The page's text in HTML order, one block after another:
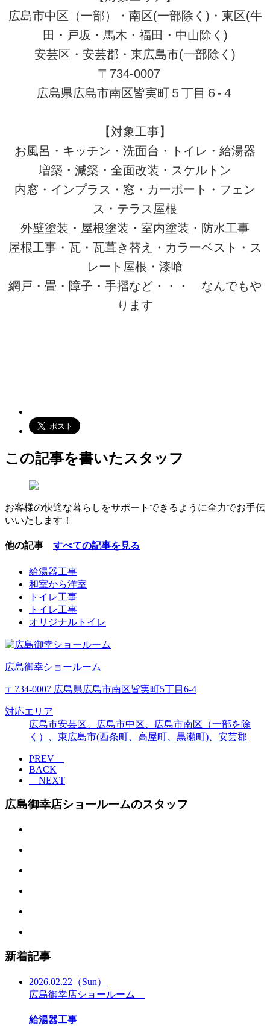
広島市中区（一部）・南区(一部除く)・東区(牛
田・戸坂・馬木・福田・中山除く)
安芸区・安芸郡・東広島市(一部除く)
〒734-0007
広島県広島市南区皆実町５丁目６-４
【対象工事】
お風呂・キッチン・洗面台・トイレ・給湯器
増築・減築・全面改装・スケルトン
内窓・インプラス・窓・カーポート・フェン
ス・テラス屋根
外壁塗装・屋根塗装・室内塗装・防水工事
屋根工事・瓦・瓦葺き替え・カラーベスト・ス
レート屋根・漆喰
網戸・畳・障子・手摺など・・・ なんでもや
ります
この記事を書いたスタッフ
お客様の快適な暮らしをサポートできるように全力でお手伝
いいたします！
他の記事 すべての記事を見る
給湯器工事
和室から洋室
トイレ工事
トイレ工事
オリジナルトイレ
広島御幸ショールーム
〒734-0007 広島県広島市南区皆実町5丁目6-4
対応エリア
広島市安芸区、広島市中区、広島市南区（一部を除
く）、東広島市(西条町、高屋町、黒瀬町)、安芸郡
PREV
BACK
NEXT
広島御幸店ショールームのスタッフ
新着記事
2026.02.22 （Sun）
広島御幸店ショールーム
給湯器工事